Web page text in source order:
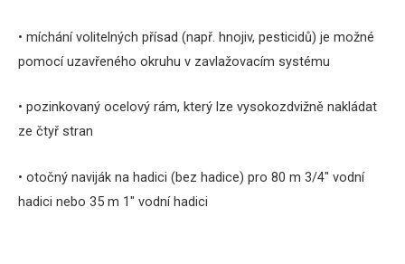
• míchání volitelných přísad (např. hnojiv, pesticidů) je možné
pomocí uzavřeného okruhu v zavlažovacím systému
• pozinkovaný ocelový rám, který lze vysokozdvižně nakládat
ze čtyř stran
• otočný naviják na hadici (bez hadice) pro 80 m 3/4″ vodní
hadici nebo 35 m 1″ vodní hadici